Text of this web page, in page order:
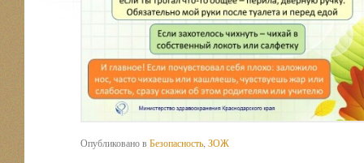
Опубликовано вБезопасность ЗОЖ